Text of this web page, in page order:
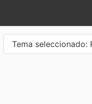
Tema seleccionado: